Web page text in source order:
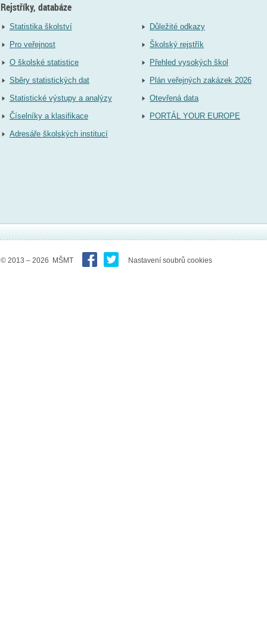
Rejstříky, databáze
Statistika školství
Pro veřejnost
O školské statistice
Sběry statistických dat
Statistické výstupy a analýzy
Číselníky a klasifikace
Adresáře školských institucí
Důležité odkazy
Školský rejstřík
Přehled vysokých škol
Plán veřejných zakázek 2026
Otevřená data
PORTÁL YOUR EUROPE
© 2013 – 2026 MŠMT Nastavení soubrů cookies